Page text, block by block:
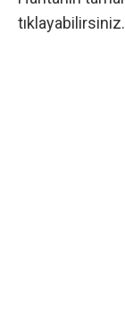
tıklayabilirsiniz.